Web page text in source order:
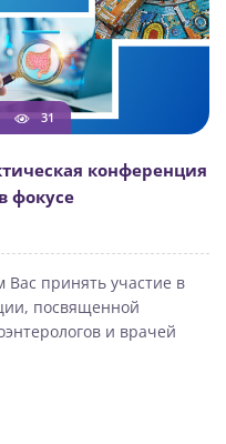
31
конференция
фокусе
принять участие в
посвященной
и врачей